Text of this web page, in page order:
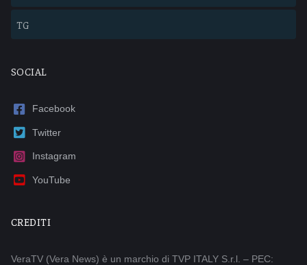
TG
SOCIAL
Facebook
Twitter
Instagram
YouTube
CREDITI
VeraTV (Vera News) è un marchio di TVP ITALY S.r.l. – PEC: